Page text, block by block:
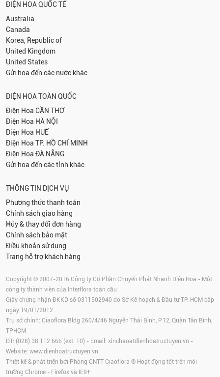
ĐIỆN HOA QUỐC TẾ
Australia
Canada
Korea, Republic of
United Kingdom
United States
Gửi hoa đến các nước khác
ĐIỆN HOA TOÀN QUỐC
Điện Hoa CẦN THƠ
Điện Hoa HÀ NỘI
Điện Hoa HUẾ
Điện Hoa TP. HỒ CHÍ MINH
Điện Hoa ĐÀ NẴNG
Gửi hoa đến các tỉnh khác
THÔNG TIN DỊCH VỤ
Phương thức thanh toán
Chính sách giao hàng
Hủy & thay đổi đơn hàng
Chính sách bảo mật
Điều khoản sử dụng
Trang hỗ trợ khách hàng
Copyright © 2007-2016 Công ty Cổ Phần Chuyển Phát Nhanh Điện Hoa - Một
công ty thành viên của Interflora toàn cầu
Giấy chứng nhận ĐKKD số 0311502940 do Sở Kế hoạch & Đầu tư TP. HCM cấp
ngày 19/01/2012
Trụ sở chính: Ciaoflora Bldg 260/4/46 Nguyễn Thái Bình, P.12, Quận Tân Bình,
TPHCM
ĐT: (028) 38.112.666 (ext. 10) - Email: xinchaoatdienhoatructuyen.vn -
Website: www.dienhoatructuyen.vn
Thiết kế & phát triển bởi Phòng CNTT Ciaoflora ® Hoạt động tốt trên môi
trường Chrome - Firefox và IE9+